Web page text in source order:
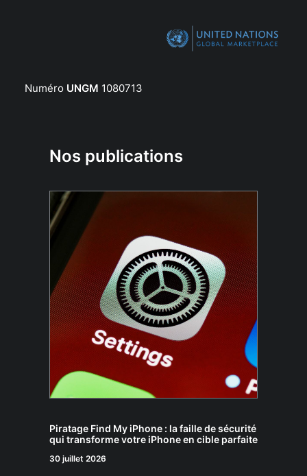
Numéro UNGM 1080713
Nos publications
Piratage Find My iPhone : la faille de sécurité
qui transforme votre iPhone en cible parfaite
30 juillet 2026